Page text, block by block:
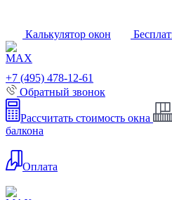
Калькулятор окон
+7 (495) 478-12-61
Обратный звонок
Рассчитать стоимость окна
балкона
Оплата